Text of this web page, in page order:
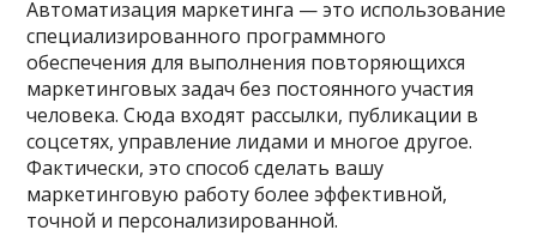
Автоматизация маркетинга — это использование
специализированного программного
обеспечения для выполнения повторяющихся
маркетинговых задач без постоянного участия
человека. Сюда входят рассылки, публикации в
соцсетях, управление лидами и многое другое.
Фактически, это способ сделать вашу
маркетинговую работу более эффективной,
точной и персонализированной.